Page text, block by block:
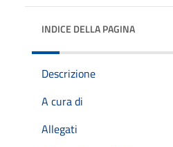
INDICE DELLA PAGINA
Descrizione
A cura di
Allegati